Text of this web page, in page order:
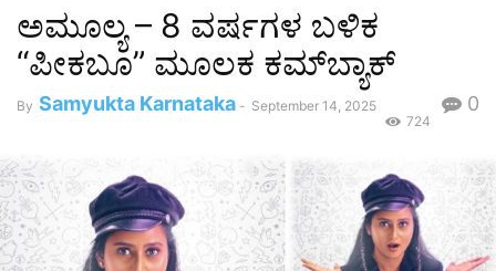
ಅಮೂಲ್ಯ – 8 ವರ್ಷಗಳ ಬಳಿಕ
“ಪೀಕಬೂ” ಮೂಲಕ ಕಮ್‌ಬ್ಯಾಕ್
By Samyukta Karnataka - September 14, 2025 0
724